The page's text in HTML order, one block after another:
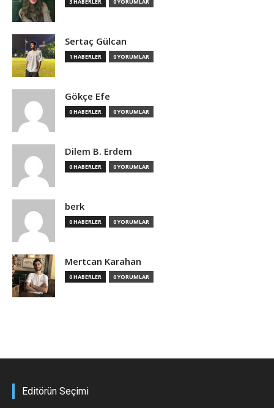
3 HABERLER 0 YORUMLAR
Sertaç Gülcan
1 HABERLER 0 YORUMLAR
Gökçe Efe
0 HABERLER 0 YORUMLAR
Dilem B. Erdem
0 HABERLER 0 YORUMLAR
berk
0 HABERLER 0 YORUMLAR
Mertcan Karahan
0 HABERLER 0 YORUMLAR
Editörün Seçimi